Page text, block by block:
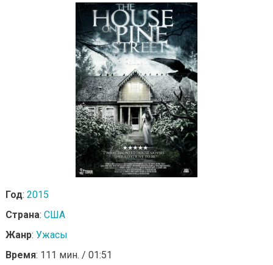
Год: 2015
Страна: США
Жанр: Ужасы
Время: 111 мин. / 01:51